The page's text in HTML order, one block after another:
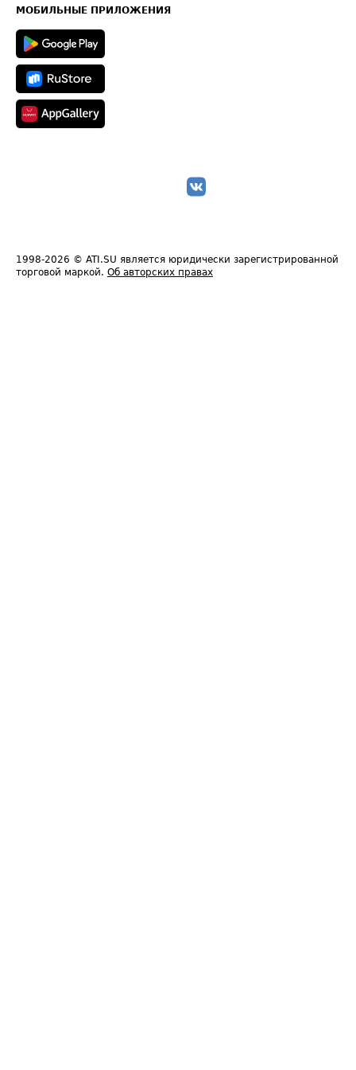
Техническая информация
МОБИЛЬНЫЕ ПРИЛОЖЕНИЯ
1998-2026 © ATI.SU является юридически зарегистрированной
торговой маркой. Об авторских правах